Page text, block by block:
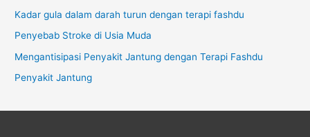
Kadar gula dalam darah turun dengan terapi fashdu
Penyebab Stroke di Usia Muda
Mengantisipasi Penyakit Jantung dengan Terapi Fashdu
Penyakit Jantung